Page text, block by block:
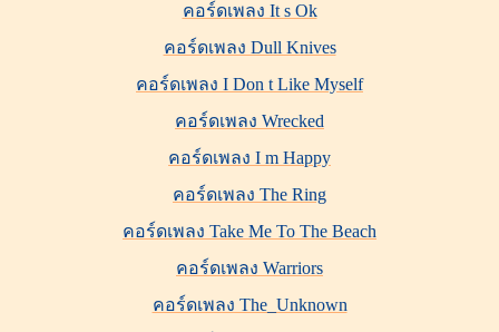
คอร์ดเพลง It s Ok
คอร์ดเพลง Dull Knives
คอร์ดเพลง I Don t Like Myself
คอร์ดเพลง Wrecked
คอร์ดเพลง I m Happy
คอร์ดเพลง The Ring
คอร์ดเพลง Take Me To The Beach
คอร์ดเพลง Warriors
คอร์ดเพลง The_Unknown